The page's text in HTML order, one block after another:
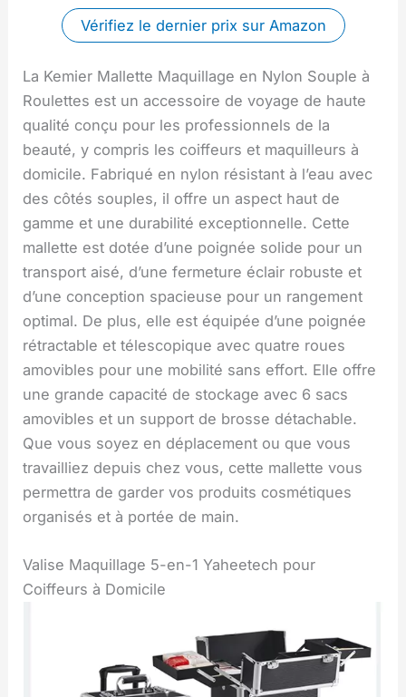
Vérifiez le dernier prix sur Amazon
La Kemier Mallette Maquillage en Nylon Souple à
Roulettes est un accessoire de voyage de haute
qualité conçu pour les professionnels de la
beauté, y compris les coiffeurs et maquilleurs à
domicile. Fabriqué en nylon résistant à l’eau avec
des côtés souples, il offre un aspect haut de
gamme et une durabilité exceptionnelle. Cette
mallette est dotée d’une poignée solide pour un
transport aisé, d’une fermeture éclair robuste et
d’une conception spacieuse pour un rangement
optimal. De plus, elle est équipée d’une poignée
rétractable et télescopique avec quatre roues
amovibles pour une mobilité sans effort. Elle offre
une grande capacité de stockage avec 6 sacs
amovibles et un support de brosse détachable.
Que vous soyez en déplacement ou que vous
travailliez depuis chez vous, cette mallette vous
permettra de garder vos produits cosmétiques
organisés et à portée de main.
Valise Maquillage 5-en-1 Yaheetech pour
Coiffeurs à Domicile